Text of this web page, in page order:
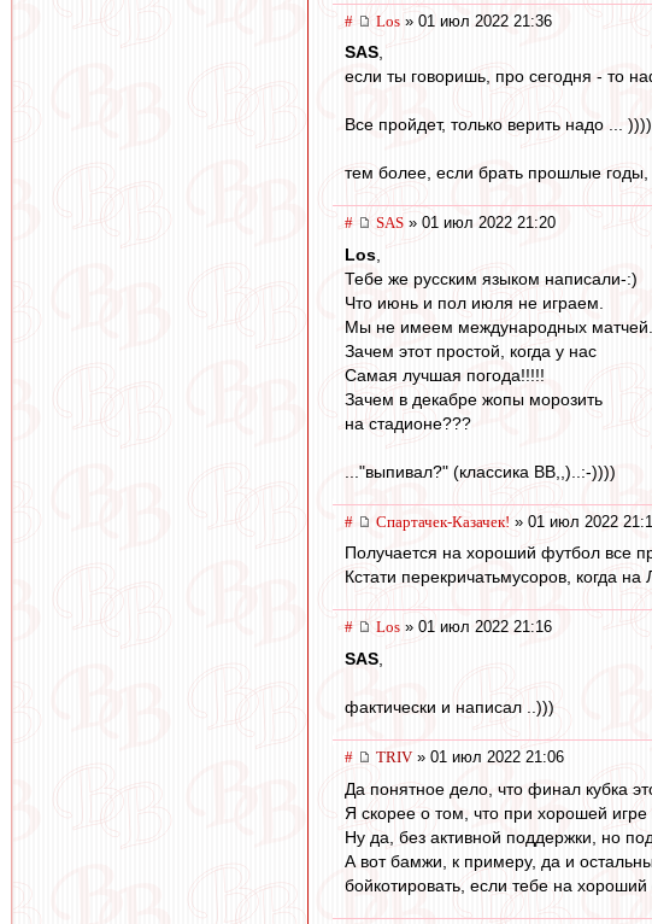
# Los » 01 июл 2022 21:36
SAS,
если ты говоришь, про сегодня - то
Все пройдет, только верить надо ... ))))
тем более, если брать прошлые
# SAS » 01 июл 2022 21:20
Los
Тебе же русским языком написали-:)
Что июнь и пол июля не играем.
Мы не имеем международных матчей.
Зачем этот простой, когда у нас
Самая лучшая погода!!!!!
Зачем в декабре жопы морозить
на стадионе???
..."выпивал?" (классика ВВ,,)..:-))))
# Спартачек-Казачек! » 01 июл 2022
Получается на хороший футбол все
Кстати перекричатьмусоров, когда
# Los » 01 июл 2022 21:16
SAS
фактически и написал ..)))
# TRIV » 01 июл 2022 21:06
Да понятное дело, что финал кубка
Я скорее о том, что при хорошей
Ну да, без активной поддержки, но
А вот бамжи, к примеру, да и
бойкотировать, если тебе на